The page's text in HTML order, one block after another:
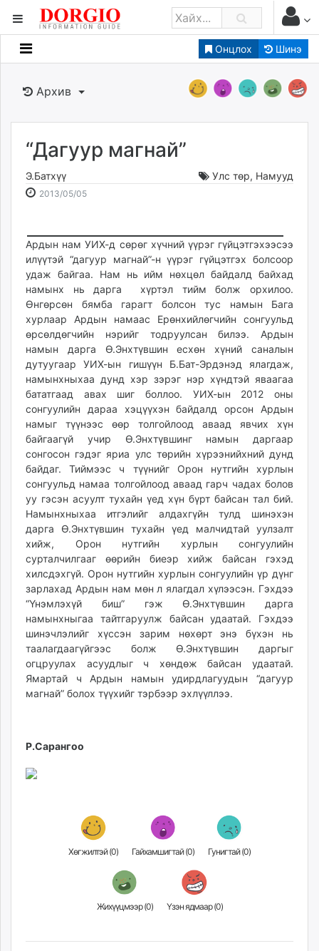
Онцлох Шинэ
Мэдээллийн
Банк санхүү
Бизнес ААН
Төрийн
Нийслэлийн
caak.mn
news.mn
zindaa.mn
Baabar.mn
tovch.mn
ikon.mn
mnb.mn
Livetv.mn
Eguur.mn
24tsag.mn
shuud.mn
eagle.mn
ergelt.mn
zarig.mn
today.mn
zuv.mn
mminfo.mn
ugluu.mn
urlag.mn
unen.mn
asu.mn
shudarga.mn
shuurhai.mn
unuudur.mn
isee.mn
mglradio.com
tumen.mn
times.mn
Архив
“Дагуур магнай”
Э.Батхүү Улс төр, Намууд
2013/05/052013-
14:05:43
2026-
10:57:44
Ардын нам УИХ-д сөрөг хүчний үүрэг гүйцэтгэхээсээ
илүүтэй “дагуур магнай”-н үүрэг гүйцэтгэх болсоор
удаж байгаа. Нам нь ийм нөхцөл байдалд байхад
намынх нь дарга хүртэл тийм болж орхилоо.
Өнгөрсөн бямба гарагт болсон тус намын Бага
хурлаар Ардын намаас Ерөнхийлөгчийн сонгуульд
өрсөлдөгчийн нэрийг тодруулсан билээ. Ардын
намын дарга Ө.Энхтүвшин есхөн хүний саналын
дутуугаар УИХ-ын гишүүн Б.Бат-Эрдэнэд ялагдаж,
намынхныхаа дунд хэр зэрэг нэр хүндтэй яваагаа
бататгаад авах шиг боллоо. УИХ-ын 2012 оны
сонгуулийн дараа хэцүүхэн байдалд орсон Ардын
намыг түүнээс өөр толгойлоод аваад явчих хүн
байгаагүй учир Ө.Энхтүвшинг намын даргаар
сонгосон гэдэг яриа улс төрийн хүрээнийхний дунд
байдаг. Тиймээс ч түүнийг Орон нутгийн хурлын
сонгуульд намаа толгойлоод аваад гарч чадах болов
уу гэсэн асуулт тухайн үед хүн бүрт байсан тал бий.
Намынхныхаа итгэлийг алдахгүйн тулд шинэхэн
дарга Ө.Энхтүвшин тухайн үед малчидтай уулзалт
хийж, Орон нутгийн хурлын сонгуулийн
сурталчилгааг өөрийн биеэр хийж байсан гэхэд
хилсдэхгүй. Орон нутгийн хурлын сонгуулийн үр дүнг
зарлахад Ардын нам мөн л ялагдал хүлээсэн. Гэхдээ
“Үнэмлэхүй биш” гэж Ө.Энхтүвшин дарга
намынхныгаа тайтгаруулж байсан удаатай. Гэхдээ
шинэчлэлийг хүссэн зарим нөхөрт энэ бүхэн нь
таалагдаагүйгээс болж Ө.Энхтүвшин даргыг
огцруулах асуудлыг ч хөндөж байсан удаатай.
Ямартай ч Ардын намын удирдлагуудын “дагуур
магнай” болох түүхийг тэрбээр эхлүүллээ.
Р.Сарангоо
Хөгжилтэй (0) Гайхамшигтай (0) Гунигтай (0)
Жихүүцмээр (0) Үзэн ядмаар (0)